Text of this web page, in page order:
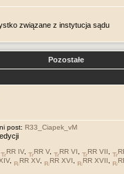
związane z instytucja sądu
Pozostałe
post: R33_Ciapek_vM
RR IV, RR V, RR VI RR VII
, RR XV, RR XVI RR XVII